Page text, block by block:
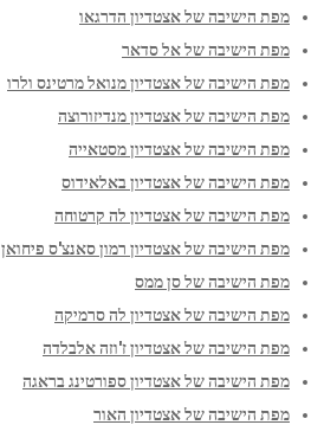
מפת הישיבה של אצטדיון הדרגאו
מפת הישיבה של אל סדאר
מפת הישיבה של אצטדיון מנואל מרטינס ולרו
מפת הישיבה של אצטדיון מנדיזורוצה
מפת הישיבה של אצטדיון מסטאייה
מפת הישיבה של אצטדיון באלאידוס
מפת הישיבה של אצטדיון לה קרטוחה
מפת הישיבה של אצטדיון רמון סאנצ'ס פיחואן
מפת הישיבה של סן ממס
מפת הישיבה של אצטדיון לה סרמיקה
מפת הישיבה של אצטדיון ז'וזה אלבלדה
מפת הישיבה של אצטדיון ספורטינג בראגה
מפת הישיבה של אצטדיון האור